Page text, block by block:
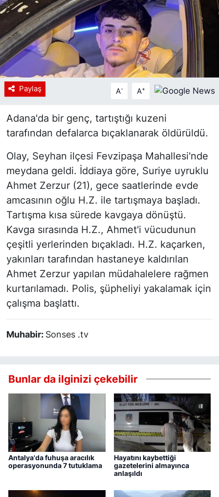
Paylaş A- A+
Adana'da bir genç, tartıştığı kuzeni
tarafından defalarca bıçaklanarak öldürüldü.
Olay, Seyhan ilçesi Fevzipaşa Mahallesi'nde
meydana geldi. İddiaya göre, Suriye uyruklu
Ahmet Zerzur (21), gece saatlerinde evde
amcasının oğlu H.Z. ile tartışmaya başladı.
Tartışma kısa sürede kavgaya dönüştü.
Kavga sırasında H.Z., Ahmet'i vücudunun
çeşitli yerlerinden bıçakladı. H.Z. kaçarken,
yakınları tarafından hastaneye kaldırılan
Ahmet Zerzur yapılan müdahalelere rağmen
kurtarılamadı. Polis, şüpheliyi yakalamak için
çalışma başlattı.
Muhabir: Sonses .tv
Bunlar da ilginizi çekebilir
Antalya'da fuhuşa aracılık
operasyonunda 7 tutuklama
Hayatını kaybettiği
gazetelerini almayınca
anlaşıldı
Siyaset
YEREL HABER
Haberde insan
Tanıtım